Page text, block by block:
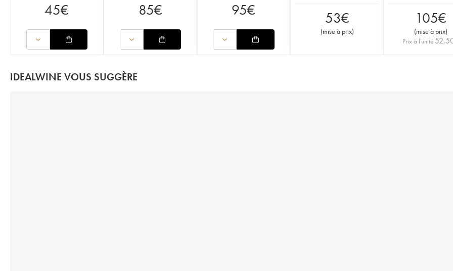
45€ 85€ 95€ 53€
(mise à prix)
105€
(mise à prix)
Prix à l'unité
IDEALWINE VOUS SUGGÈRE